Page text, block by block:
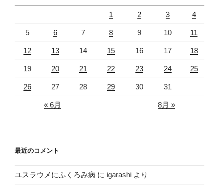
1 2 3 4
5 6 7 8 9 10 11
12 13 14 15 16 17 18
19 20 21 22 23 24 25
26 27 28 29 30 31
« 6月 8月 »
最近のコメント
ユスラウメにふくろみ病 に igarashi より